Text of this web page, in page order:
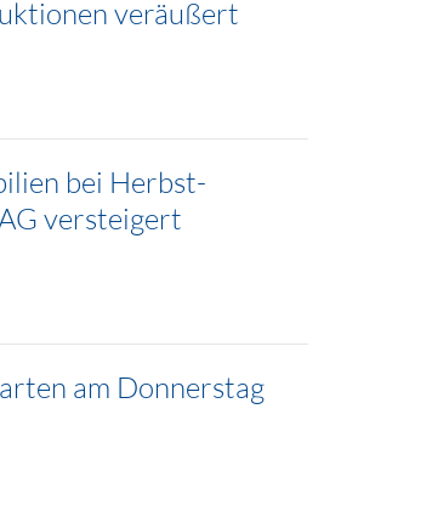
veräußert
bei Herbst-
versteigert
am Donnerstag